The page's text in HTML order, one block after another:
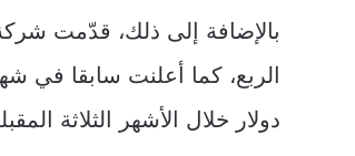
الربع، كما أعلنت سابقا في
دولار خلال الأشهر الثلاثة المقبلة، انخفاضًا من 3.6 مليار